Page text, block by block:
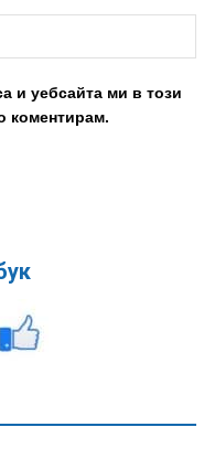
и уебсайта ми в този
коментирам.